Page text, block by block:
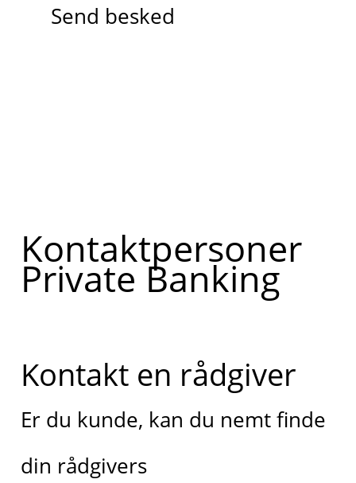
Send besked
Kontaktpersoner
Private Banking
Kontakt en rådgiver
Er du kunde, kan du nemt finde
din rådgivers